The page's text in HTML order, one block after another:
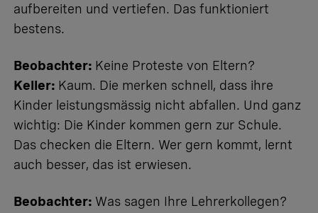
aufbereiten und vertiefen. Das funktioniert
bestens.
Beobachter: Keine Proteste von Eltern?
Keller: Kaum. Die merken schnell, dass ihre
Kinder leistungsmässig nicht abfallen. Und ganz
wichtig: Die Kinder kommen gern zur Schule.
Das checken die Eltern. Wer gern kommt, lernt
auch besser, das ist erwiesen.
Beobachter: Was sagen Ihre Lehrerkollegen?